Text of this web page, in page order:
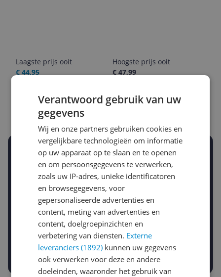
Laagste prijs ooit
€ 44,95
Hoogste prijs ooit
€ 47,99
Goedkoopste nu
Laatste prijsupdate
08-08-2026
Stel een alert in en mis geen prijsdaling
Krijg een seintje zodra de prijs zakt
Jouw e-mailadres
Gewenste daling of bedrag
-5% -10% -15%
Prijsalert aanzetten
Verantwoord gebruik van uw
gegevens
Wij en onze partners gebruiken cookies en
vergelijkbare technologieën om informatie
op uw apparaat op te slaan en te openen
en om persoonsgegevens te verwerken,
zoals uw IP-adres, unieke identificatoren
en browsegegevens, voor
gepersonaliseerde advertenties en
content, meting van advertenties en
content, doelgroepinzichten en
verbetering van diensten. Externe
leveranciers (1892) kunnen uw gegevens
ook verwerken voor deze en andere
doeleinden, waaronder het gebruik van